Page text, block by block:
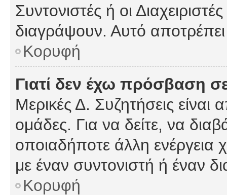
Συντονιστές ή οι
διαγράψουν. Αυτό
Κορυφή
Γιατί δεν έχω πρόσβαση
Μερικές Δ. Συζητήσεις είναι
ομάδες. Για να δείτε, να
οποιαδήποτε άλλη ενέργεια
με έναν συντονιστή ή έναν
Κορυφή